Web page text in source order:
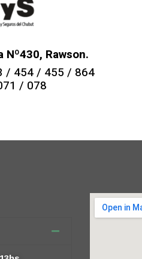
Nº430, Rawson.
/ 454 / 455 / 864
/ 078